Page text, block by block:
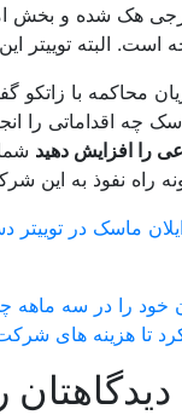
هک شده و بخش
توییتر این
با زاتکو گفتگو
اقداماتی را انجام
افزایش دهید شما
نفوذ به این شرکت
ماسک در توییتر
تا هزینه های شرکت